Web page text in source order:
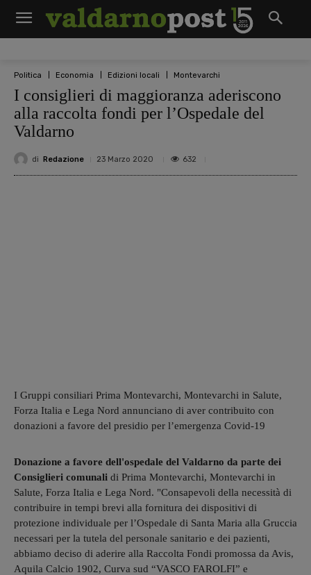
Politica Economia Edizioni locali Montevarchi
I consiglieri di maggioranza aderiscono
alla raccolta fondi per l’Ospedale del
Valdarno
di Redazione 23 Marzo 2020 632
I Gruppi consiliari Prima Montevarchi, Montevarchi in Salute,
Forza Italia e Lega Nord annunciano di aver contribuito con
donazioni a favore del presidio per l’emergenza Covid-19
Donazione a favore dell'ospedale del Valdarno da parte dei
Consiglieri comunali di Prima Montevarchi, Montevarchi in
Salute, Forza Italia e Lega Nord. "Consapevoli della necessità di
contribuire in tempi brevi alla fornitura dei dispositivi di
protezione individuale per l’Ospedale di Santa Maria alla Gruccia
necessari per la tutela del personale sanitario e dei pazienti,
abbiamo deciso di aderire alla Raccolta Fondi promossa da Avis,
Aquila Calcio 1902, Curva sud “VASCO FAROLFI” e